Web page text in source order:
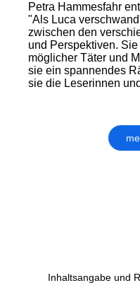
Petra Hammesfahr
"Als Luca
zwischen den
und Perspektiven.
möglicher Täter und
sie ein spannendes
sie die Leserinnen
Inhaltsangabe und